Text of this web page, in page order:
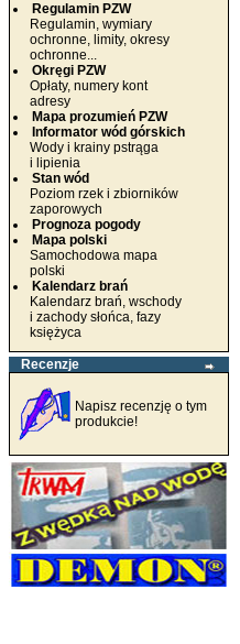
Regulamin PZW
Regulamin, wymiary
ochronne, limity, okresy
ochronne...
Okręgi PZW
Opłaty, numery kont
adresy
Mapa prozumień PZW
Informator wód górskich
Wody i krainy pstrąga
i lipienia
Stan wód
Poziom rzek i zbiorników
zaporowych
Prognoza pogody
Mapa polski
Samochodowa mapa
polski
Kalendarz brań
Kalendarz brań, wschody
i zachody słońca, fazy
księżyca
Recenzje
Napisz recenzję o tym
produkcie!